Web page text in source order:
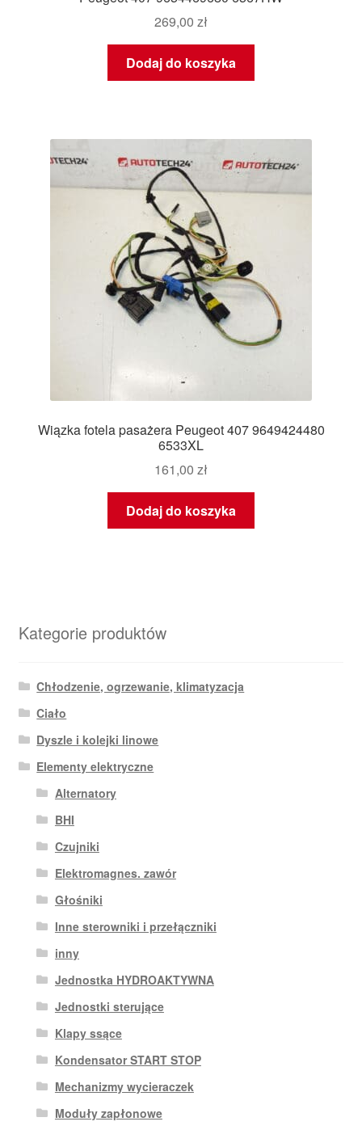
269,00 zł
Dodaj do koszyka
Wiązka fotela pasażera Peugeot 407 9649424480
6533XL
161,00 zł
Dodaj do koszyka
Kategorie produktów
Chłodzenie, ogrzewanie, klimatyzacja
Ciało
Dyszle i kolejki linowe
Elementy elektryczne
Alternatory
BHI
Czujniki
Elektromagnes. zawór
Głośniki
Inne sterowniki i przełączniki
inny
Jednostka HYDROAKTYWNA
Jednostki sterujące
Klapy ssące
Kondensator START STOP
Mechanizmy wycieraczek
Moduły zapłonowe